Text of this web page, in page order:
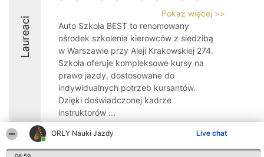
ORŁY Nauki Jazdy Live chat
Laureaci
Pokaż więcej >>
Auto Szkoła BEST to renomowany
ośrodek szkolenia kierowców z siedzibą
w Warszawie przy Aleji Krakowskiej 274.
Szkoła oferuje kompleksowe kursy na
prawo jazdy, dostosowane do
indywidualnych potrzeb kursantów.
Dzięki doświadczonej kadrze
instruktorów ...
8.9